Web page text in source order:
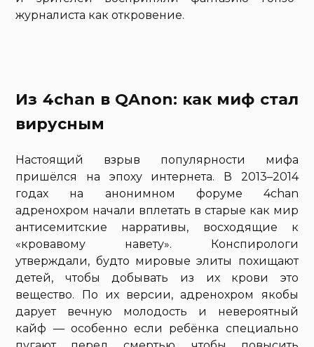
журналиста как откровение.
Из 4chan в QAnon: как миф стал
вирусным
Настоящий взрыв популярности мифа
пришёлся на эпоху интернета. В 2013–2014
годах на анонимном форуме 4chan
адренохром начали вплетать в старые как мир
антисемитские нарративы, восходящие к
«кровавому навету». Конспирологи
утверждали, будто мировые элиты похищают
детей, чтобы добывать из их крови это
вещество. По их версии, адренохром якобы
дарует вечную молодость и невероятный
кайф — особенно если ребёнка специально